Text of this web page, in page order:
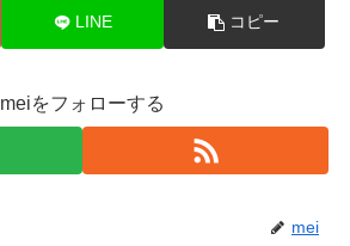
LINE コピー
meiをフォローする
mei